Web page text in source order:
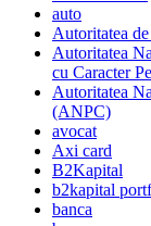
auto
Autoritatea
Autoritatea
cu Caracter
Autoritatea
(ANPC)
avocat
Axi card
B2Kapital
b2kapital
banca